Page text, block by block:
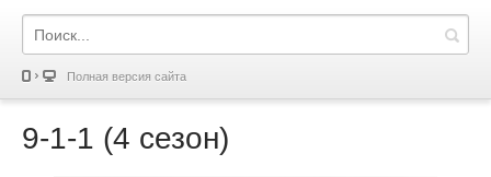
Полная версия сайта
9-1-1 (4 сезон)